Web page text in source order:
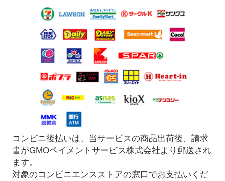
コンビニ後払いは、当サービスの商品出荷後、請求
書がGMOペイメントサービス株式会社より郵送され
ます。
対象のコンビニエンスストアの窓口でお支払いくだ